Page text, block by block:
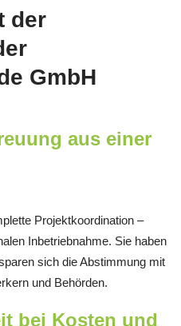
der
GmbH
aus einer
Projektkoordination –
Inbetriebnahme. Sie haben
sich die Abstimmung mit
und Behörden.
bei Kosten und